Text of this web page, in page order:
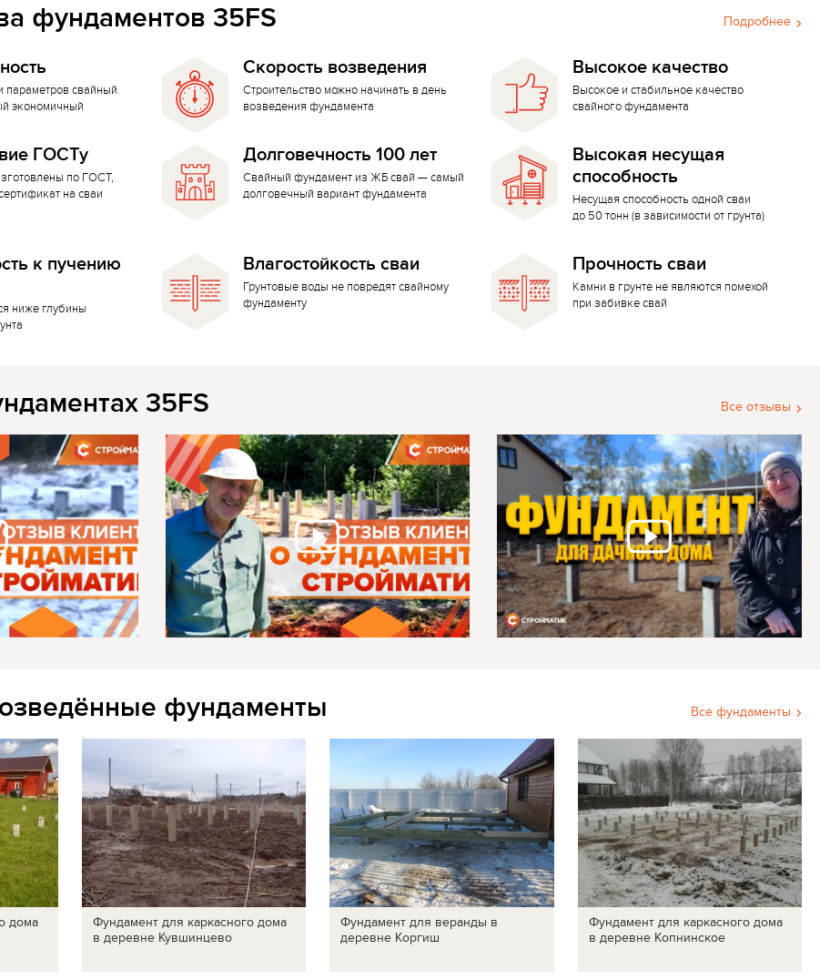
Подробнее
фундаментов 35FS
параметров свайный
экономичный
Скорость возведения
Строительство можно начинать в день
возведения фундамента
Высокое качество
Высокое и стабильное качество
свайного фундамента
ГОСТу
по ГОСТ,
на сваи
Долговечность 100 лет
Свайный фундамент из ЖБ свай — самый
долговечный вариант фундамента
Высокая несущая
способность
Несущая способность одной сваи
до 50 тонн (в зависимости от грунта)
к пучению
ниже глубины
Влагостойкость сваи
Грунтовые воды не повредят свайному
фундаменту
Прочность сваи
Камни в грунте не являются помехой
при забивке свай
Все отзывы
35FS
Все фундаменты
фундаменты
дома
Фундамент для каркасного дома
в деревне Кувшинцево
Фундамент для веранды в
деревне Коргиш
Фундамент для каркасного дома
в деревне Копнинское